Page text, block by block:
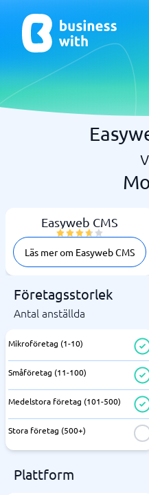
Easyweb CMS
Läs mer om Easyweb CMS
Företagsstorlek
Antal anställda
Mikroföretag (1-10)
Småföretag (11-100)
Medelstora företag (101-500)
Stora företag (500+)
Plattform